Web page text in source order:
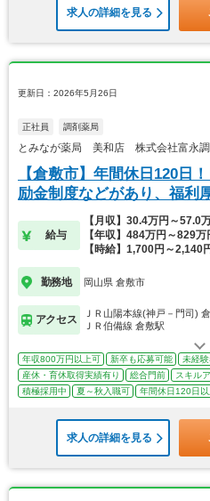
求人の詳細を見る
更新日：2026年5月26日
正社員 調剤薬局
とみなが薬局 美和店 株式会社富永調
【倉敷市】年間休日120日
励金制度などがあり、福利
給与
【月収】30.4万円～57.0
【年収】484万円～829
【時給】1,700円～2,140
勤務地 岡山県 倉敷市
アクセス
ＪＲ山陽本線(神戸－門司)
ＪＲ伯備線 倉敷駅
年収800万円以上可 新卒も応募可能 未経
産休・育休取得実績有り
総合門前 スキル
積極採用中
夏～秋入職可 年間休日120日
求人の詳細を見る